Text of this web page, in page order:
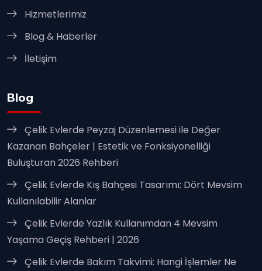
Hizmetlerimiz
Blog & Haberler
İletişim
Blog
Çelik Evlerde Peyzaj Düzenlemesi ile Değer
Kazanan Bahçeler | Estetik ve Fonksiyonelliği
Buluşturan 2026 Rehberi
Çelik Evlerde Kış Bahçesi Tasarımı: Dört Mevsim
Kullanılabilir Alanlar
Çelik Evlerde Yazlık Kullanımdan 4 Mevsim
Yaşama Geçiş Rehberi | 2026
Çelik Evlerde Bakım Takvimi: Hangi İşlemler Ne